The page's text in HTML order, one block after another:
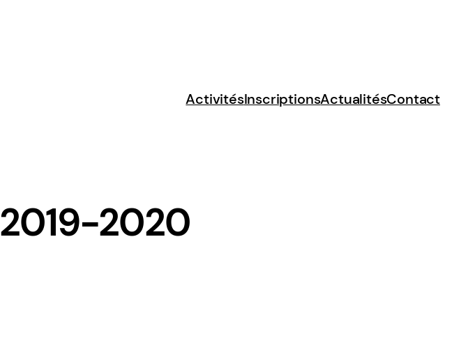
ActivitésInscriptionsActualitésContact
2019-2020